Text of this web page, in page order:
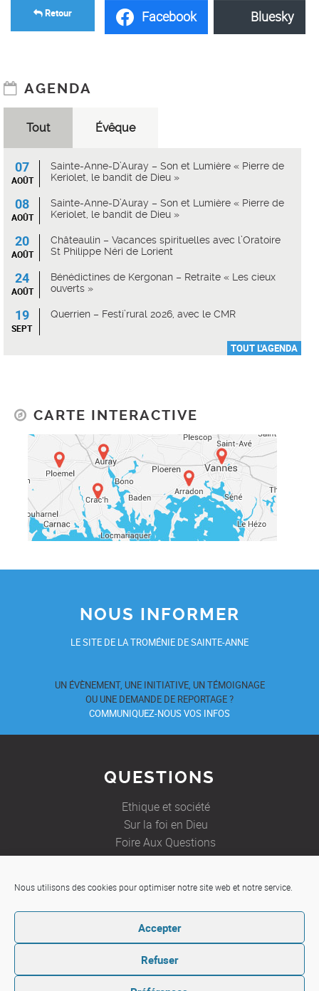
Nous utilisons des cookies pour optimiser notre site web et notre service.
Accepter
Refuser
Facebook Bluesky
Retour
AGENDA
Tout Évêque
07
AOÛT
Sainte-Anne-D’Auray – Son et Lumière « Pierre de
Keriolet, le bandit de Dieu »
08
AOÛT
Sainte-Anne-D’Auray – Son et Lumière « Pierre de
Keriolet, le bandit de Dieu »
20
AOÛT
Châteaulin – Vacances spirituelles avec l’Oratoire
St Philippe Néri de Lorient
24
AOÛT
Bénédictines de Kergonan – Retraite « Les cieux
ouverts »
19
SEPT
Querrien – Festi’rural 2026, avec le CMR
TOUT L'AGENDA
CARTE INTERACTIVE
NOUS INFORMER
LE SITE DE LA TROMÉNIE DE SAINTE-ANNE
UN ÉVÈNEMENT, UNE INITIATIVE, UN TÉMOIGNAGE
OU UNE DEMANDE DE REPORTAGE ?
COMMUNIQUEZ-NOUS VOS INFOS
QUESTIONS
Ethique et société
Sur la foi en Dieu
Foire Aux Questions
JE SOUHAITE
Etre aidé
Ecrire à un prêtre